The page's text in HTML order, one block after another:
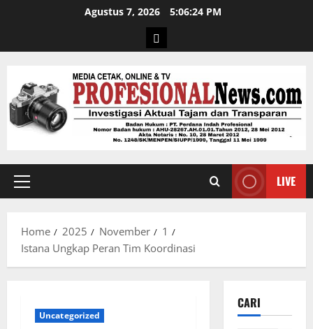
Agustus 7, 2026 5:06:25 PM
LIVE
Home 2025 November
1
Istana Ungkap Peran Tim Koordinasi
Uncategorized
CARI